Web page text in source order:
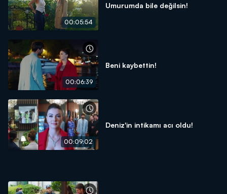
00:05:54
Umurumda bile değilsin!
00:06:39
Beni kaybettin!
00:09:02
Deniz'in intikamı acı oldu!